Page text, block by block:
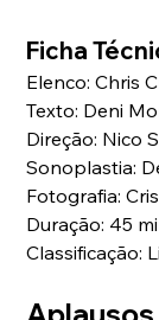
Ficha
Elenco: Chris
Texto: Deni
Direção: Nico
Sonoplastia:
Fotografia:
Duração: 45
Classificação: